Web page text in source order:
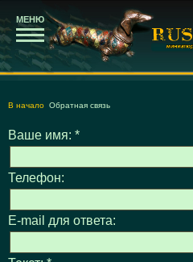
МЕНЮ
В начало Обратная связь
Ваше имя: *
Телефон:
E-mail для ответа: